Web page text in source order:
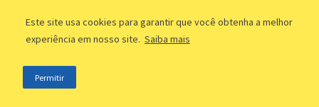
Este site usa cookies para garantir que você obtenha a melhor
experiência em nosso site. Saiba mais
Permitir
©2011 - 2026, GetNinjas LTDA. CNPJ 55.744.877/0001-89 - Rua Dr.
Fernandes Coelho, 85 - 3º andar - São Paulo/SP - Brasil